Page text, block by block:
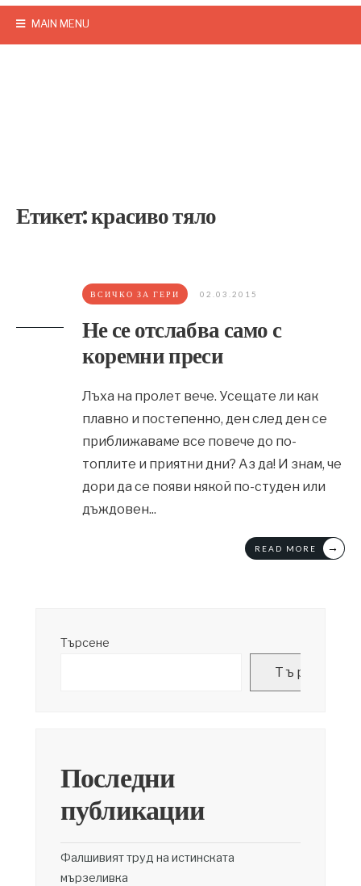
MAIN MENU
Етикет:красиво тяло
ВСИЧКО ЗА ГЕРИ 02.03.2015
Не се отслабва само с
коремни преси
Лъха на пролет вече. Усещате ли как
плавно и постепенно, ден след ден се
приближаваме все повече до по-
топлите и приятни дни? Аз да! И знам, че
дори да се появи някой по-студен или
дъждовен...
READ MORE →
Търсене
Търсене
Последни
публикации
Фалшивият труд на истинската
мързеливка